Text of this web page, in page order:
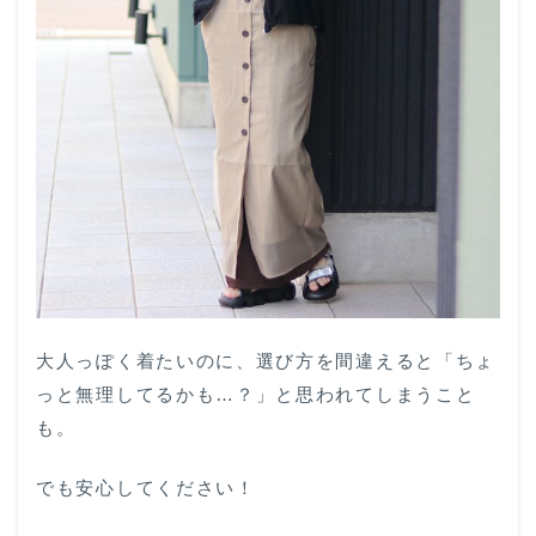
ビビッ
トカラ
ー・子
❌️NG2：
丈・重
るロン
1.3
❌️NG3：
甘すぎ
大人っぽく着たいのに、選び方を間違えると「ちょ
っと無理してるかも…？」と思われてしまうこと
も。
でも安心してください！